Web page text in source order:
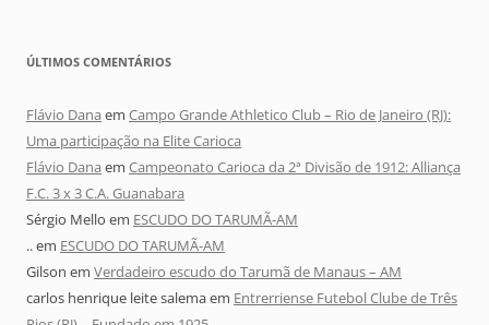
ÚLTIMOS COMENTÁRIOS
Flávio Dana em Campo Grande Athletico Club – Rio de Janeiro (RJ):
Uma participação na Elite Carioca
Flávio Dana em Campeonato Carioca da 2ª Divisão de 1912: Alliança
F.C. 3 x 3 C.A. Guanabara
Sérgio Mello em ESCUDO DO TARUMÃ-AM
..em ESCUDO DO TARUMÃ-AM
Gilson em Verdadeiro escudo do Tarumã de Manaus – AM
carlos henrique leite salemaem Entrerriense Futebol Clube de Três